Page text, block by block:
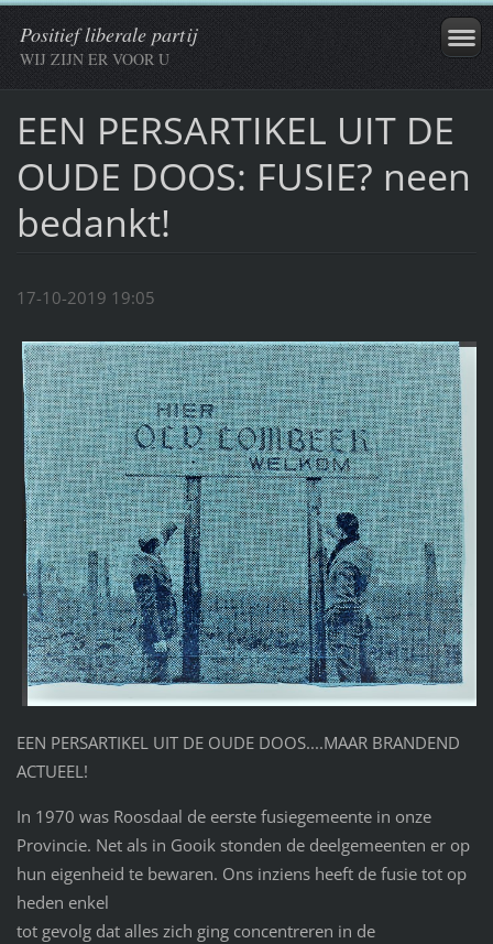
Positief liberale partij
WIJ ZIJN ER VOOR U
EEN PERSARTIKEL UIT DE
OUDE DOOS: FUSIE? neen
bedankt!
17-10-2019 19:05
EEN PERSARTIKEL UIT DE OUDE DOOS....MAAR BRANDEND
ACTUEEL!
In 1970 was Roosdaal de eerste fusiegemeente in onze
Provincie. Net als in Gooik stonden de deelgemeenten er op
hun eigenheid te bewaren. Ons inziens heeft de fusie tot op
heden enkel
tot gevolg dat alles zich ging concentreren in de